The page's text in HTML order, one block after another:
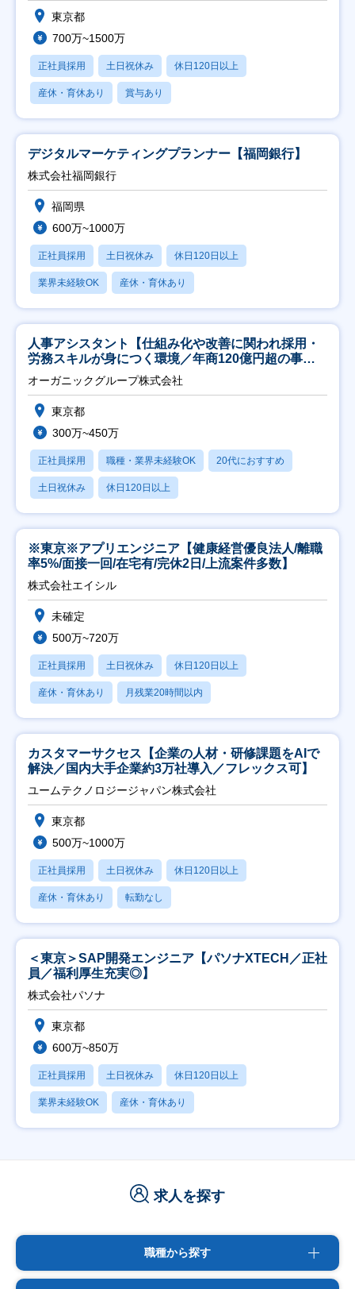
東京都
700万~1500万
正社員採用 土日祝休み 休日120日以上
産休・育休あり 賞与あり
デジタルマーケティングプランナー【福岡銀行】
株式会社福岡銀行
福岡県
600万~1000万
正社員採用 土日祝休み 休日120日以上
業界未経験OK 産休・育休あり
人事アシスタント【仕組み化や改善に関われ採用・
労務スキルが身につく環境／年商120億円超の事業
会社】
オーガニックグループ株式会社
東京都
300万~450万
正社員採用 職種・業界未経験OK 20代におすすめ
土日祝休み 休日120日以上
※東京※アプリエンジニア【健康経営優良法人/離職
率5%/面接一回/在宅有/完休2日/上流案件多数】
株式会社エイシル
未確定
500万~720万
正社員採用 土日祝休み 休日120日以上
産休・育休あり 月残業20時間以内
カスタマーサクセス【企業の人材・研修課題をAIで
解決／国内大手企業約3万社導入／フレックス可】
ユームテクノロジージャパン株式会社
東京都
500万~1000万
正社員採用 土日祝休み 休日120日以上
産休・育休あり 転勤なし
＜東京＞SAP開発エンジニア【パソナXTECH／正社
員／福利厚生充実◎】
株式会社パソナ
東京都
600万~850万
正社員採用 土日祝休み 休日120日以上
業界未経験OK 産休・育休あり
求人を探す
職種から探す